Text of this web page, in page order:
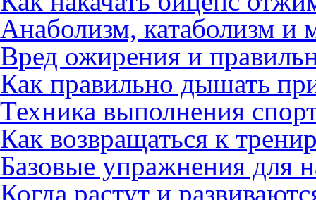
Анаболизм, катаболизм и
Вред ожирения и
Как правильно дышать
Техника выполнения
Как возвращаться к
Базовые упражнения для
Когда растут и